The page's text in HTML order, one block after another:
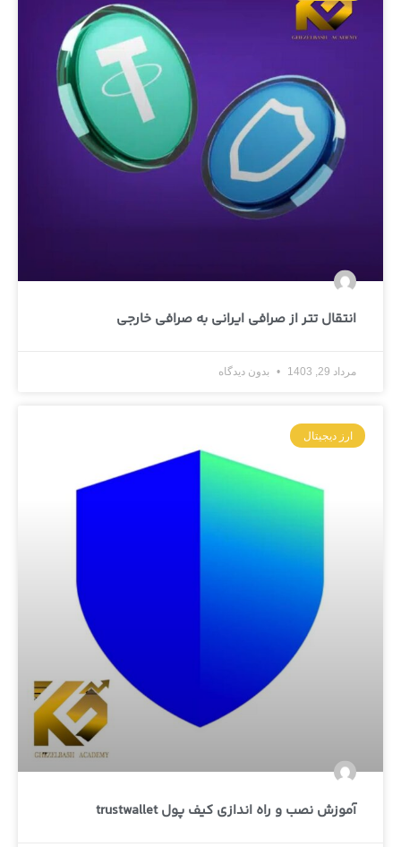
انتقال تتر از صرافی ایرانی به صرافی خارجی
مرداد 29, 1403 بدون دیدگاه
ارز دیجیتال
آموزش نصب و راه اندازی کیف پول trustwallet